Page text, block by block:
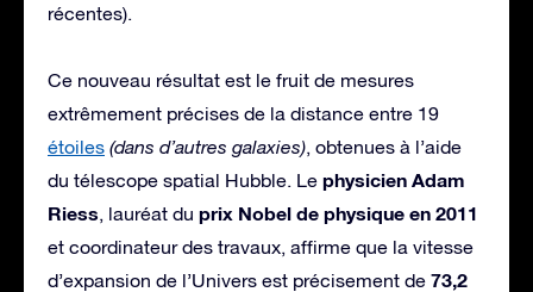
récentes).
Ce nouveau résultat est le fruit de mesures
extrêmement précises de la distance entre 19
étoiles (dans d’autres galaxies), obtenues à l’aide
du télescope spatial Hubble. Le physicien Adam
Riess, lauréat du prix Nobel de physique en 2011
et coordinateur des travaux, affirme que la vitesse
d’expansion de l’Univers est précisement de 73,2